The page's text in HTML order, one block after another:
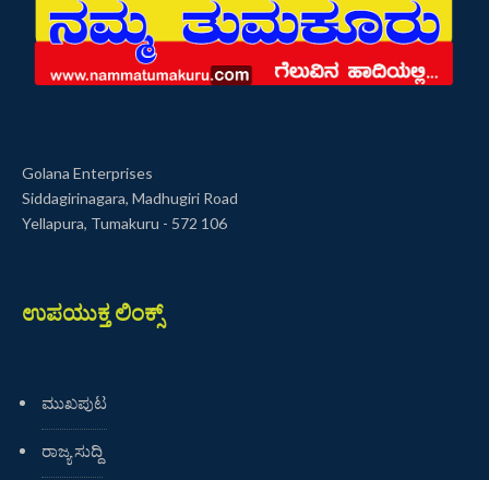
Golana Enterprises
Siddagirinagara, Madhugiri Road
Yellapura, Tumakuru - 572 106
ಉಪಯುಕ್ತ ಲಿಂಕ್ಸ್
ಮುಖಪುಟ
ರಾಜ್ಯ ಸುದ್ದಿ